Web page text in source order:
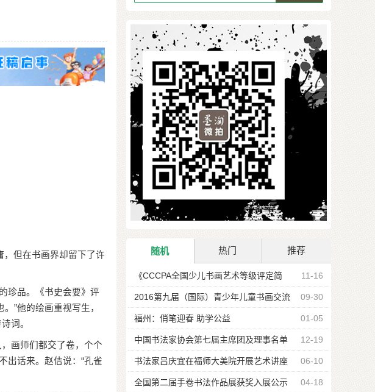
但在书画界却留下了许
珍品。《书史会要》评
”他的绘画重视写生，
词。
画师们都交了卷，个个
出话来。赵佶说：“孔雀
随机 热门 推荐
11-16
《CCCPA全国少儿书画艺术等级评定简
章》发布 2017春季开始报名了 09-30
2016第九届（国际）青少年儿童书画交流
大赛火热征稿中（图） 01-05
福州：俏笔迎春 助学公益
12-19
中国书法家协会第七届主席团及理事名单
06-10
书法家吕庆宜在福师大美院开展艺术讲座
04-18
全国第二届手卷书法作品展获奖入展公示